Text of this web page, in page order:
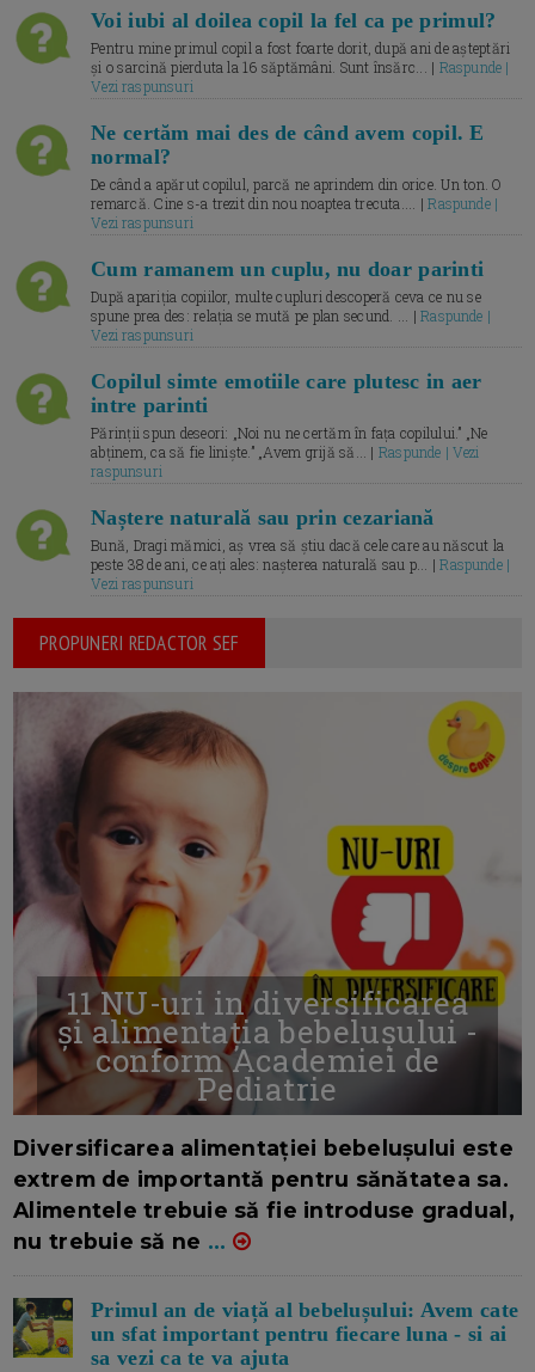
Voi iubi al doilea copil la fel ca pe primul?
Pentru mine primul copil a fost foarte dorit, după ani de așteptări
și o sarcină pierduta la 16 săptămâni. Sunt însărc... | Raspunde |
Vezi raspunsuri
Ne certăm mai des de când avem copil. E
normal?
De când a apărut copilul, parcă ne aprindem din orice. Un ton. O
remarcă. Cine s-a trezit din nou noaptea trecuta.... |Raspunde |
Vezi raspunsuri
Cum ramanem un cuplu, nu doar parinti
După apariția copiilor, multe cupluri descoperă ceva ce nu se
spune prea des: relația se mută pe plan secund. ... |Raspunde |
Vezi raspunsuri
Copilul simte emotiile care plutesc in aer
intre parinti
Părinții spun deseori: „Noi nu ne certăm în fața copilului.” „Ne
abținem, ca să fie liniște.” „Avem grijă să... | Raspunde | Vezi
raspunsuri
Naștere naturală sau prin cezariană
Bună, Dragi mămici, aș vrea să știu dacă cele care au născut la
peste 38 de ani, ce ați ales: nașterea naturală sau p... |Raspunde |
Vezi raspunsuri
PROPUNERI REDACTOR SEF
11 NU-uri in diversificarea
și alimentația bebelușului -
conform Academiei de
Pediatrie
Diversificarea alimentației bebelușului este
extrem de importantă pentru sănătatea sa.
Alimentele trebuie să fie introduse gradual,
nu trebuie să ne ...
Primul an de viață al bebelușului: Avem cate
un sfat important pentru fiecare luna - si ai
sa vezi ca te va ajuta